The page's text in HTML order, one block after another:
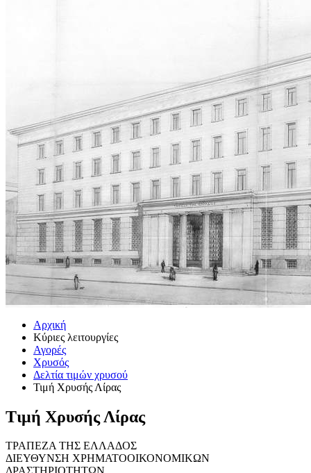
Αρχική
Κύριες λειτουργίες
Αγορές
Χρυσός
Δελτία τιμών χρυσού
Τιμή Χρυσής Λίρας
Τιμή Χρυσής Λίρας
ΤΡΑΠΕΖΑ ΤΗΣ ΕΛΛΑΔΟΣ
ΔΙΕΥΘΥΝΣΗ ΧΡΗΜΑΤΟΟΙΚΟΝΟΜΙΚΩΝ